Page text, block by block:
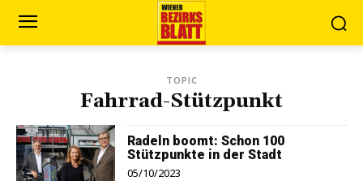
TOPIC
Fahrrad-Stützpunkt
Radeln boomt: Schon 100
Stützpunkte in der Stadt
05/10/2023